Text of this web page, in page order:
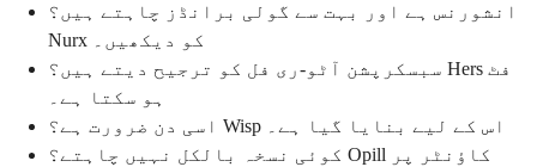
انشورنس ہے اور بہت سے گولی برانڈز چاہتے ہیں؟
Nurx کو دیکھیں۔
سبسکرپشن آٹو-ری فل کو ترجیح دیتے ہیں؟ Hers فٹ
ہو سکتا ہے۔
اسی دن ضرورت ہے؟ Wisp اس کے لیے بنایا گیا ہے۔
کوئی نسخہ بالکل نہیں چاہتے؟ Opill کاؤنٹر پر